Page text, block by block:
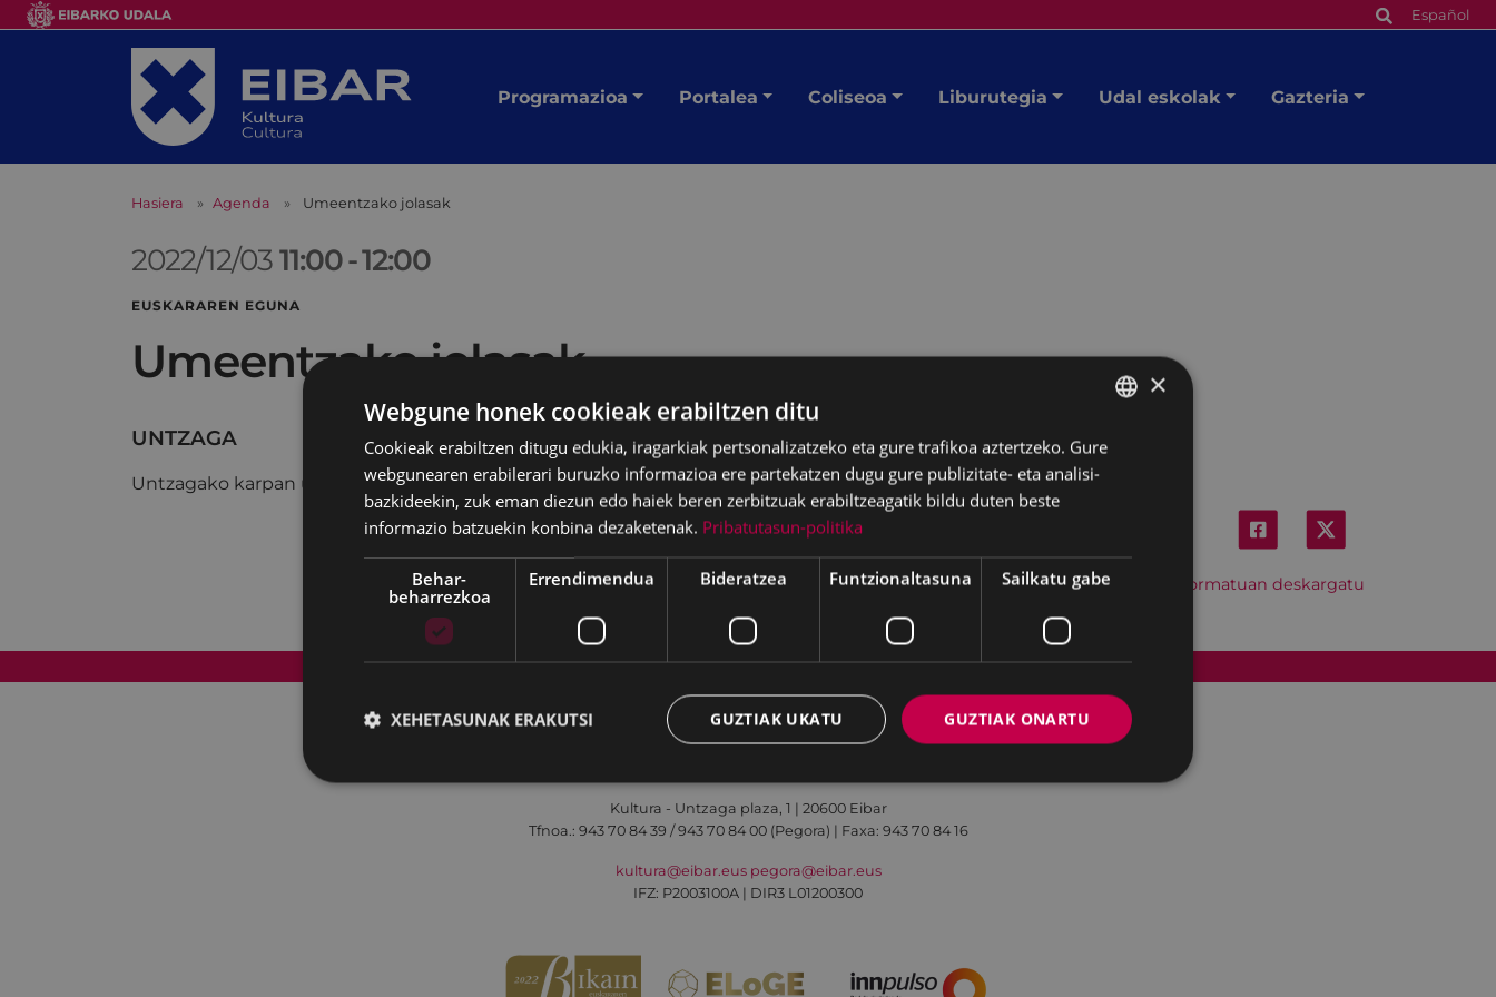
Español
Programazioa Portalea Coliseoa Liburutegia Udal eskolak Gazteria
Hasiera Agenda Umeentzako jolasak
2022/12/0311:00-12:00
EUSKARAREN EGUNA
Umeentzako jolasak
UNTZAGA
Hitzordu hau iCal formatuan deskargatu
Untzagako karpan umeentzako jolasak egongo dira
Web mapa Irisgarritasuna Kontaktua Lege-oharra Cookien politika
Kultura - Untzaga plaza, 1 | 20600 Eibar
Tfnoa.: 943 70 84 39 / 943 70 84 00 (Pegora) | Faxa: 943 70 84 16
kultura@eibar.eus pegora@eibar.eus
IFZ: P2003100A | DIR3 L01200300
BASQUE
SPANISH
×
Webgune honek cookieak erabiltzen ditu
Cookieak erabiltzen ditugu edukia, iragarkiak pertsonalizatzeko eta gure trafikoa aztertzeko. Gure
webgunearen erabilerari buruzko informazioa ere partekatzen dugu gure publizitate- eta analisi-
bazkideekin, zuk eman diezun edo haiek beren zerbitzuak erabiltzeagatik bildu duten beste
informazio batzuekin konbina dezaketenak. Pribatutasun-politika
Behar-
beharrezkoa
Errendimendua Bideratzea Funtzionaltasuna Sailkatu gabe
GUZTIAK ONARTU
GUZTIAK UKATU
XEHETASUNAK ERAKUTSI